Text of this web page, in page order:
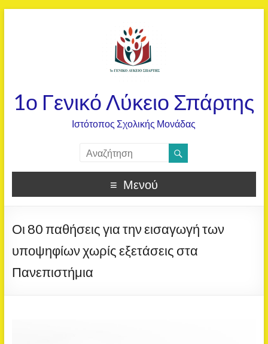
1ο Γενικό Λύκειο Σπάρτης
Ιστότοπος Σχολικής Μονάδας
Μενού
Οι 80 παθήσεις για την εισαγωγή των
υποψηφίων χωρίς εξετάσεις στα
Πανεπιστήμια